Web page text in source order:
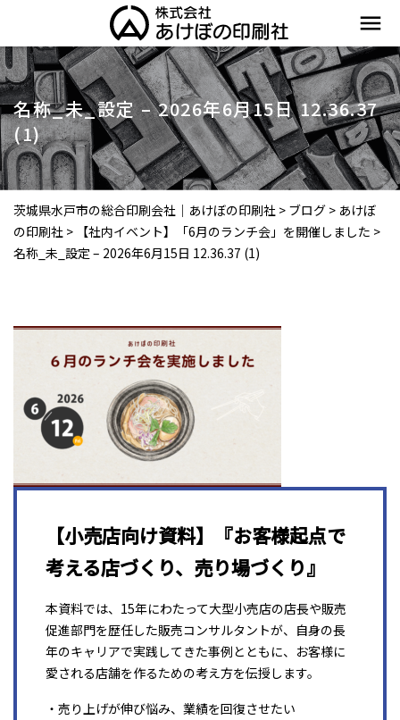
menu
名称_未_設定 – 2026年6月15日 12.36.37
(1)
茨城県水戸市の総合印刷会社｜あけぼの印刷社 > ブログ > あけぼ
の印刷社 > 【社内イベント】「6月のランチ会」を開催しました >
名称_未_設定 – 2026年6月15日 12.36.37 (1)
【小売店向け資料】『お客様起点で
考える店づくり、売り場づくり』
本資料では、15年にわたって大型小売店の店長や販売
促進部門を歴任した販売コンサルタントが、自身の長
年のキャリアで実践してきた事例とともに、お客様に
愛される店舗を作るための考え方を伝授します。
・売り上げが伸び悩み、業績を回復させたい